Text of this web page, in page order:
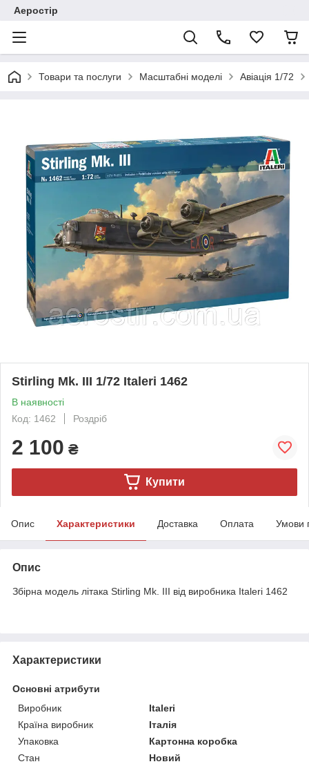
Аеростір
Товари та послуги Масштабні моделі Авіація 1/72
Stirling Mk. III 1/72 Italeri 1462
В наявності
Код: 1462
Роздріб
2 100 ₴
Купити
Опис Характеристики Доставка Оплата Умови
Опис
Збірна модель літака Stirling Mk. III від виробника Italeri 1462
Характеристики
Основні атрибути
Виробник
Italeri
Країна виробник
Італія
Упаковка
Картонна коробка
Стан
Новий